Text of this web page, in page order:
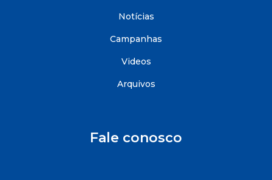
Notícias
Campanhas
Videos
Arquivos
Fale conosco